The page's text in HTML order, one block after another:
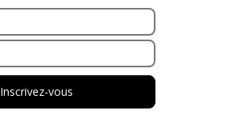
Inscrivez-vous